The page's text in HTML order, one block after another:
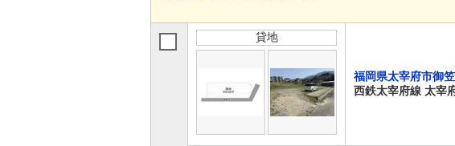
貸地
福岡県太宰府市御
西鉄太宰府線 太宰